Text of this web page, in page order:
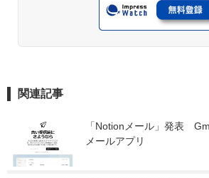
関連記事
「Notionメール」発表　
メールアプリ